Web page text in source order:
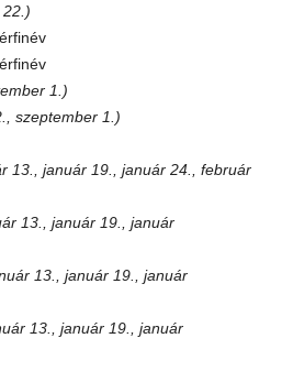
1.)
szeptember 1.)
13., január 19., január 24., február
13., január 19., január
13., január 19., január
13., január 19., január